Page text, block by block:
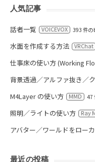
人気記事
話者一覧 VOICEVOX 393 件の
水面を作成する方法 VRChat
仕事床の使い方 (Working
背景透過／アルファ抜き／
M4Layer の使い方 MMD 47
照明／ライトの使い方 Ray
アバター／ワールドをロー
最近の投稿